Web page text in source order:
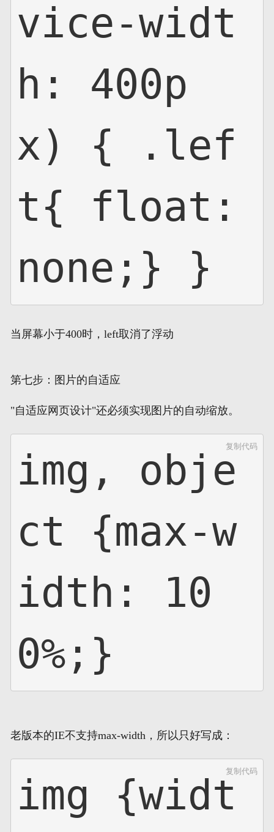
vice-widt
h: 400p
x) { .lef
t{ float:
none;} }
当屏幕小于400时，left取消了浮动
第七步：图片的自适应
"自适应网页设计"还必须实现图片的自动缩放。
复制代码
img, obje
ct {max-w
idth: 10
0%;}
老版本的IE不支持max-width，所以只好写成：
复制代码
img {widt